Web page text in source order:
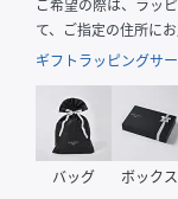
168cm / FRE
ご希望の際は、ラッ
て、ご指定の住所にお
ギフトラッピングサ
バッグ ボックス